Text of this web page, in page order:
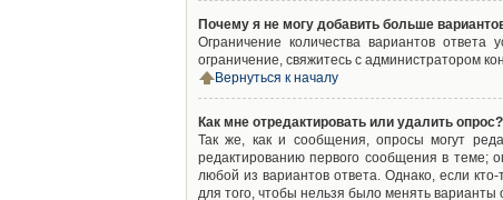
Почему я не могу добавить больше
Ограничение количества вариантов
ограничение, свяжитесь с администратором
Вернуться к началу
Как мне отредактировать или удалить опрос?
Так же, как и сообщения, опросы могут
редактированию первого сообщения в теме;
любой из вариантов ответа. Однако, если
для того, чтобы нельзя было менять варианты